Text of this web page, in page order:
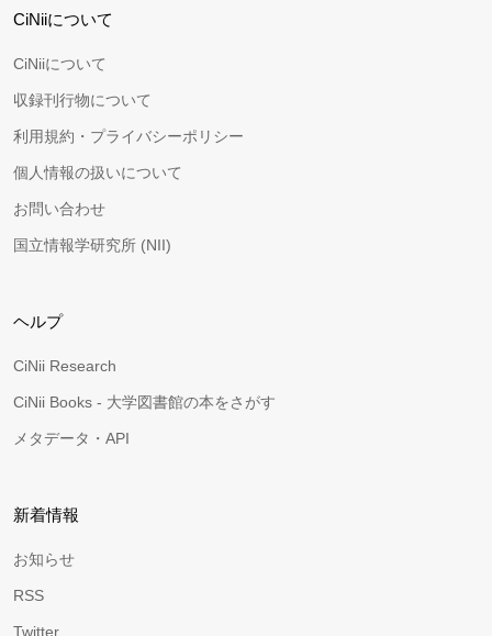
CiNiiについて
CiNiiについて
収録刊行物について
利用規約・プライバシーポリシー
個人情報の扱いについて
お問い合わせ
国立情報学研究所 (NII)
ヘルプ
CiNii Research
CiNii Books - 大学図書館の本をさがす
メタデータ・API
新着情報
お知らせ
RSS
Twitter